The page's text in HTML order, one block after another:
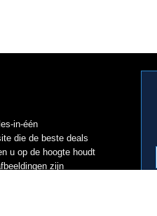
in-één
die de beste deals
u op de hoogte houdt
zijn